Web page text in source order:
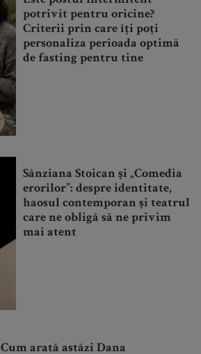
potrivit pentru oricine?
Criterii prin care îți poți
personaliza perioada optimă
de fasting pentru tine
Sânziana Stoican și „Comedia
erorilor”: despre identitate,
haosul contemporan și teatrul
care ne obligă să ne privim
mai atent
Cum arată astăzi Dana